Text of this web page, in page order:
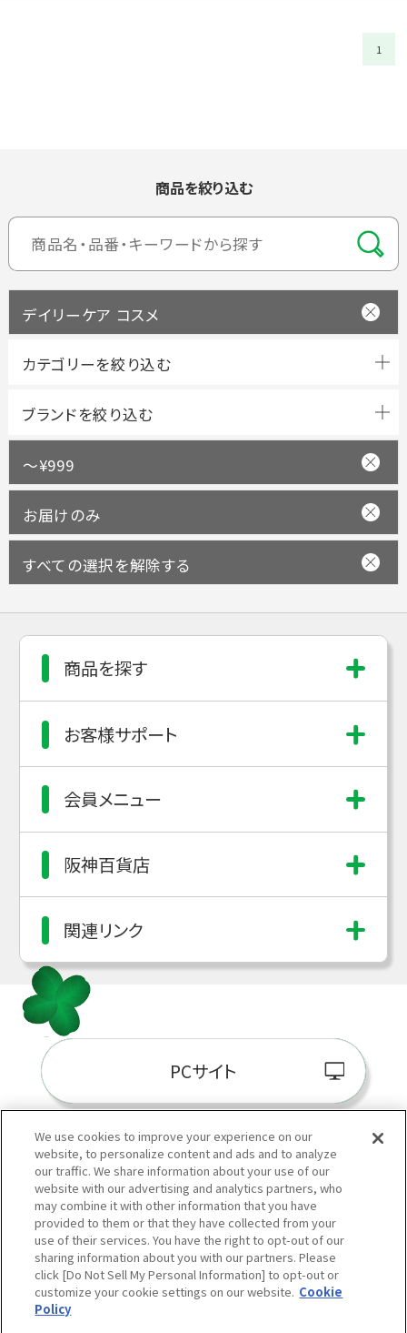
1
商品を絞り込む
デイリーケア コスメ
ブランドを絞り込む
～¥999
お届けのみ
すべての選択を解除する
商品を探す
お客様サポート
会員メニュー
阪神百貨店
関連リンク
PCサイト
阪神百貨店E-
当サイトの表示価格は個別に税込・税抜等の記載がない場合は「税込価格」です。
We use cookies to improve your experience on our
website, to personalize content and ads and to analyze
our traffic. We share information about your use of our
website with our advertising and analytics partners, who
may combine it with other information that you have
provided to them or that they have collected from your
use of their services. You have the right to opt-out of our
sharing information about you with our partners. Please
click [Do Not Sell My Personal Information] to opt-out or
customize your cookie settings on our website. Cookie
Policy